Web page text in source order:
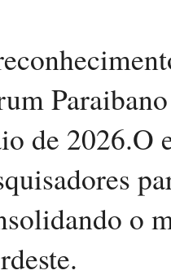
de 2026.O
o